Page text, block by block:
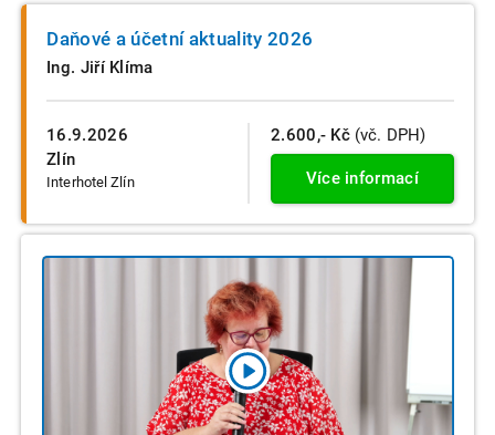
16.9.2026
Zlín
Interhotel Zlín
Daňové a účetní aktuality 2026
Ing. Jiří Klíma
2.600,- Kč (vč. DPH)
Více informací